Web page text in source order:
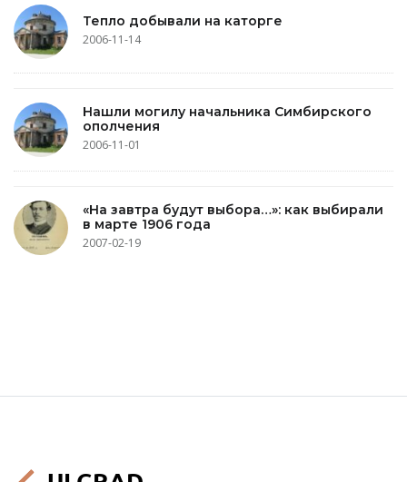
Тепло добывали на каторге
2006-11-14
Нашли могилу начальника Симбирского
ополчения
2006-11-01
«На завтра будут выбора…»: как выбирали
в марте 1906 года
2007-02-19